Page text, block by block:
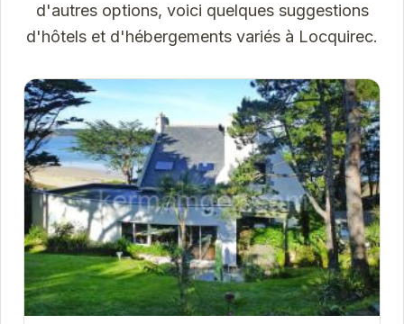
d'autres options, voici quelques suggestions
d'hôtels et d'hébergements variés à Locquirec.